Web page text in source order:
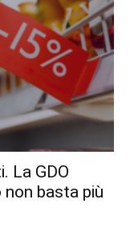
La GDO
basta più